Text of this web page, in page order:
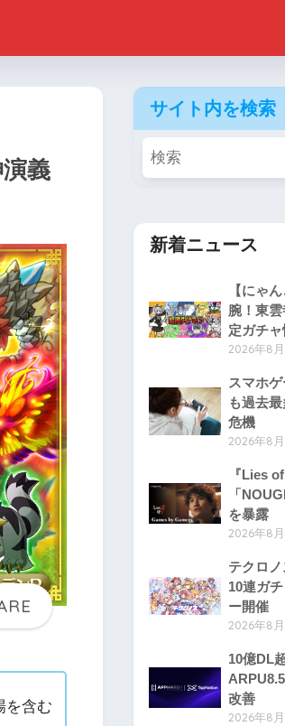
義
を含む
サイト内を検索
新着ニュース
【にゃ
腕！東
定ガチャ
2026年8
スマホ
も過去
危機
2026年8
『Lies
「
を暴露
2026年8
テクロ
10連ガ
ー開催
2026年8
10億DL
改善
2026年8